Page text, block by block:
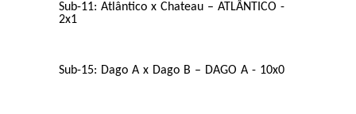
Sub-11: Atlântico x Chateau – ATLÂNTICO -
2x1
Sub-15: Dago A x Dago B – DAGO A - 10x0